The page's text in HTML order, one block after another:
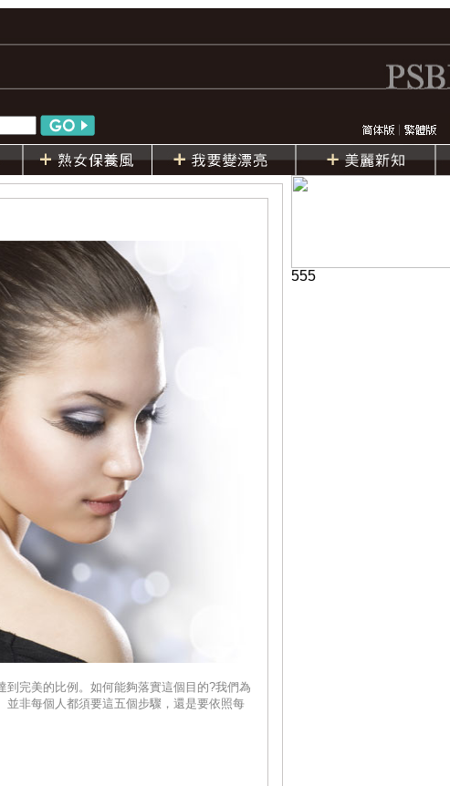
完美的比例。如何能夠落實這個目的?我們為
非每個人都須要這五個步驟，還是要依照每
555